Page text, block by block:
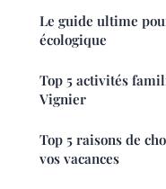
Le guide ultime
écologique
Top 5 activités
Vignier
Top 5 raisons de
vos vacances